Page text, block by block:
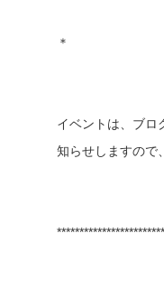
＊
イベントは、ブロ
知らせしますので